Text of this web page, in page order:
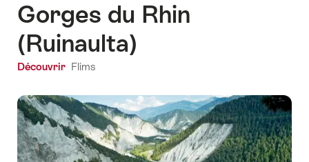
Gorges du Rhin
(Ruinaulta)
Découvrir Flims